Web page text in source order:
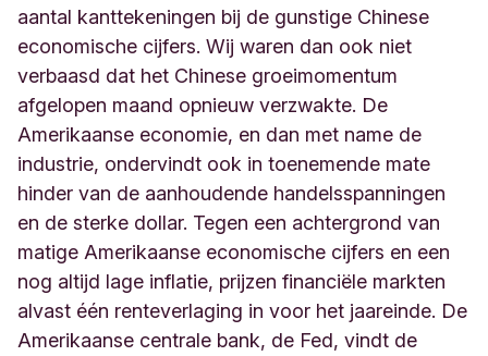
aantal kanttekeningen bij de gunstige Chinese
economische cijfers. Wij waren dan ook niet
verbaasd dat het Chinese groeimomentum
afgelopen maand opnieuw verzwakte. De
Amerikaanse economie, en dan met name de
industrie, ondervindt ook in toenemende mate
hinder van de aanhoudende handelsspanningen
en de sterke dollar. Tegen een achtergrond van
matige Amerikaanse economische cijfers en een
nog altijd lage inflatie, prijzen financiële markten
alvast één renteverlaging in voor het jaareinde. De
Amerikaanse centrale bank, de Fed, vindt de